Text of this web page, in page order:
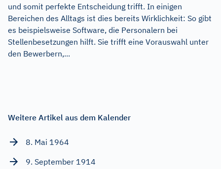
und somit perfekte Entscheidung trifft. In einigen
Bereichen des Alltags ist dies bereits Wirklichkeit: So gibt
es beispielsweise Software, die Personalern bei
Stellenbesetzungen hilft. Sie trifft eine Vorauswahl unter
den Bewerbern,...
Weitere Artikel aus dem Kalender
8. Mai 1964
9. September 1914